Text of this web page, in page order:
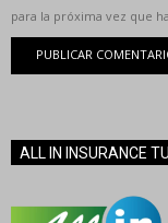
para la próxima vez que
ALL IN INSURANCE